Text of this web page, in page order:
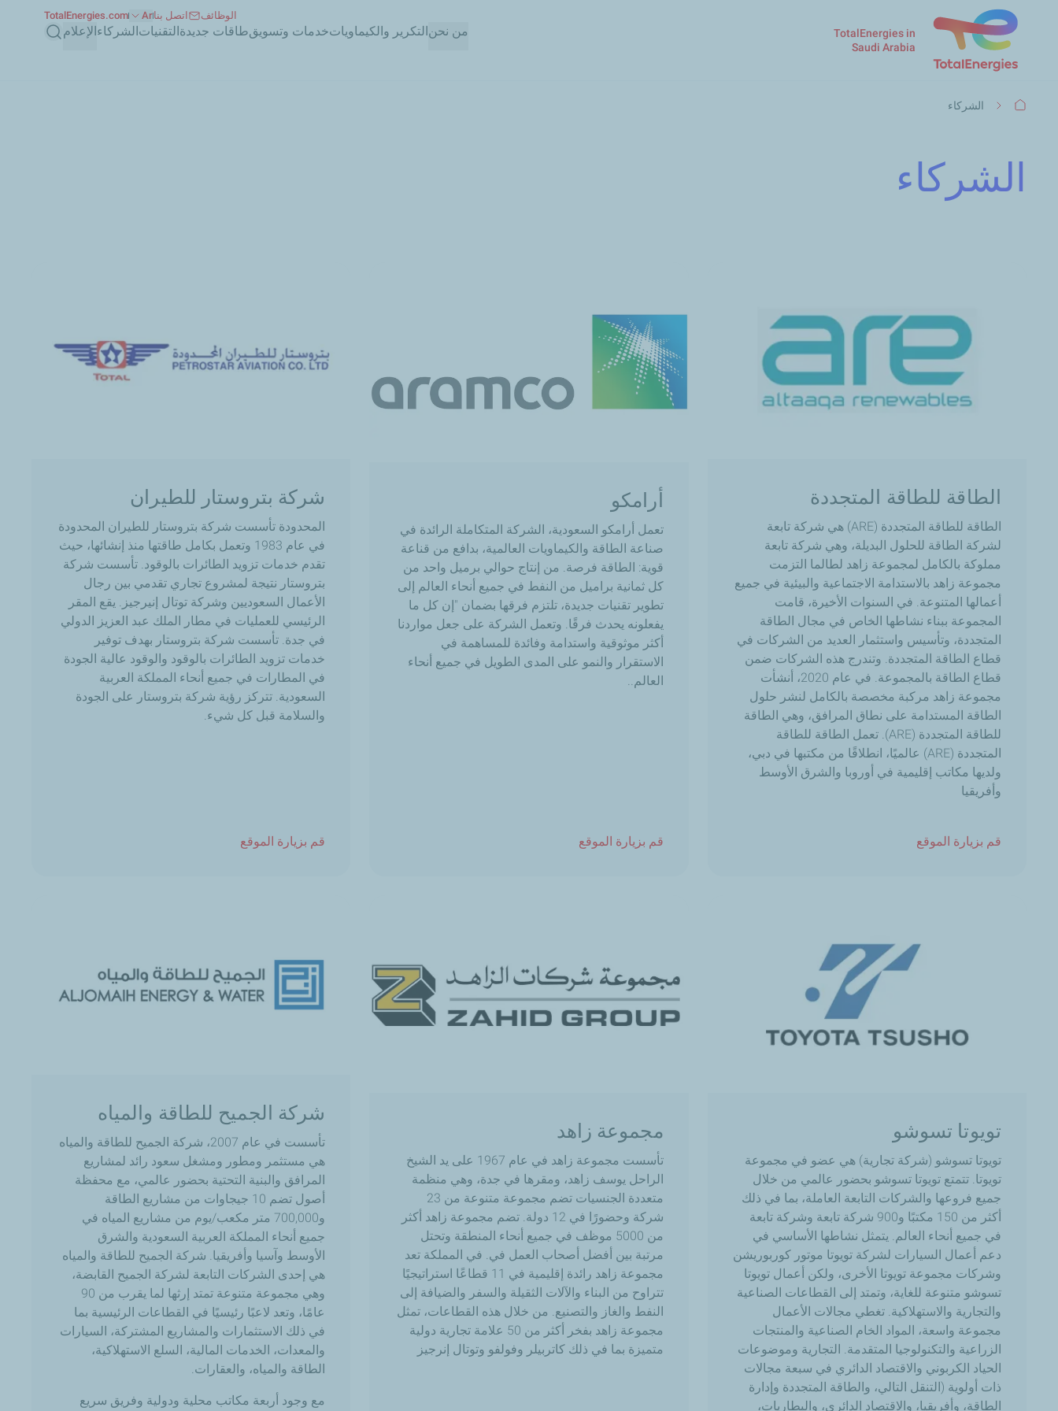
TotalEnergies in
Saudi Arabia
من نحنالتكرير والكيماوياتخدمات وتسويقطاقات جديدةالتقنياتالشركاءالإعلامبحث
الوظائف اتصل بناAr
TotalEnergies.com
مسار الشركاء
الشركاء
الطاقة للطاقة المتجددة
الطاقة للطاقة المتجددة (ARE) هي شركة تابعة
لشركة الطاقة للحلول البديلة، وهي شركة تابعة
مملوكة بالكامل لمجموعة زاهد لطالما التزمت
مجموعة زاهد بالاستدامة الاجتماعية والبيئية في جميع
أعمالها المتنوعة. في السنوات الأخيرة، قامت
المجموعة ببناء نشاطها الخاص في مجال الطاقة
المتجددة، وتأسيس واستثمار العديد من الشركات في
قطاع الطاقة المتجددة. وتندرج هذه الشركات ضمن
قطاع الطاقة بالمجموعة. في عام ، أنشأت
مجموعة زاهد مركبة مخصصة بالكامل لنشر حلول
الطاقة المستدامة على نطاق المرافق، وهي الطاقة
للطاقة المتجددة (ARE). تعمل الطاقة للطاقة
المتجددة (ARE) عالميًا، انطلاقًا من مكتبها في دبي،
ولديها مكاتب إقليمية في أوروبا والشرق الأوسط
وأفريقيا
قم بزيارة الموقع
أرامكو
تعمل أرامكو السعودية، الشركة المتكاملة الرائدة في
صناعة الطاقة والكيماويات العالمية، بدافع من قناعة
قوية: الطاقة فرصة. من إنتاج حوالي برميل واحد من
كل ثمانية براميل من النفط في جميع أنحاء العالم إلى
تطوير تقنيات جديدة، تلتزم فرقها بضمان " إن كل ما
يفعلونه يحدث فرقًا. وتعمل الشركة على جعل مواردنا
أكثر موثوقية واستدامة وفائدة للمساهمة في
الاستقرار والنمو على المدى الطويل في جميع أنحاء
العالم..
قم بزيارة الموقع
شركة بتروستار للطيران
المحدودة تأسست شركة بتروستار للطيران المحدودة
في عام 1983 وتعمل بكامل طاقتها منذ إنشائها، حيث
تقدم خدمات تزويد الطائرات بالوقود. تأسست شركة
بتروستار نتيجة لمشروع تجاري تقدمي بين رجال
الأعمال السعوديين وشركة توتال إنيرجيز. يقع المقر
الرئيسي للعمليات في مطار الملك عبد العزيز الدولي
في جدة. تأسست شركة بتروستار بهدف توفير
خدمات تزويد الطائرات بالوقود والوقود عالية الجودة
في المطارات في جميع أنحاء المملكة العربية
السعودية. تتركز رؤية شركة بتروستار على الجودة
والسلامة قبل كل شيء.
قم بزيارة الموقع
تويوتا تسوشو
تويوتا تسوشو (شركة تجارية) هي عضو في مجموعة
تويوتا. تتمتع تويوتا تسوشو بحضور عالمي من خلال
جميع فروعها والشركات التابعة العاملة، بما في ذلك
أكثر من مكتبًا و900 شركة تابعة وشركة تابعة
في جميع أنحاء العالم. يتمثل نشاطها الأساسي في
دعم أعمال السيارات لشركة تويوتا موتور كوربوريشن
وشركات مجموعة تويوتا الأخرى، ولكن أعمال تويوتا
تسوشو متنوعة للغاية، وتمتد إلى القطاعات الصناعية
والتجارية والاستهلاكية. تغطي مجالات الأعمال
مجموعة واسعة، المواد الخام الصناعية والمنتجات
الزراعية والتكنولوجيا المتقدمة. التجارية وموضوعات
الحياد الكربوني والاقتصاد الدائري في سبعة مجالات
ذات أولوية (التنقل التالي، والطاقة المتجددة وإدارة
الطاقة، وأفريقيا، والاقتصاد الدائري، والبطاريات،
مجموعة زاهد
تأسست مجموعة زاهد في عام 1967 على يد الشيخ
الراحل يوسف زاهد، ومقرها في جدة، وهي منظمة
متعددة الجنسيات تضم مجموعة متنوعة من 23
شركة وحضورًا في 12 دولة. تضم مجموعة زاهد أكثر
من 5000 موظف في جميع أنحاء المنطقة وتحتل
مرتبة بين أفضل أصحاب العمل في. في المملكة تعد
مجموعة زاهد رائدة إقليمية في 11 قطاعًا استراتيجيًا
تتراوح من البناء والآلات الثقيلة والسفر والضيافة إلى
النفط والغاز والتصنيع. من خلال هذه القطاعات، تمثل
مجموعة زاهد بفخر أكثر من 50 علامة تجارية دولية
متميزة بما في ذلك كاتربيلر وفولفو وتوتال إنرجيز
شركة الجميح للطاقة والمياه
تأسست في عام 2007، شركة الجميح للطاقة والمياه
هي مستثمر ومطور ومشغل سعود رائد لمشاريع
المرافق والبنية التحتية بحضور عالمي، مع محفظة
أصول تضم 10 جيجاوات من مشاريع الطاقة
و700,000 متر مكعب/يوم من مشاريع المياه في
جميع أنحاء المملكة العربية السعودية والشرق
الأوسط وآسيا وأفريقيا. شركة الجميح للطاقة والمياه
هي إحدى الشركات التابعة لشركة الجميح القابضة،
وهي مجموعة متنوعة تمتد إرثها لما يقرب من 90
عامًا، وتعد لاعبًا رئيسيًا في القطاعات الرئيسية بما
في ذلك الاستثمارات والمشاريع المشتركة، السيارات
والمعدات، الخدمات المالية، السلع الاستهلاكية،
الطاقة والمياه، والعقارات.
مع وجود أربعة مكاتب محلية ودولية وفريق سريع